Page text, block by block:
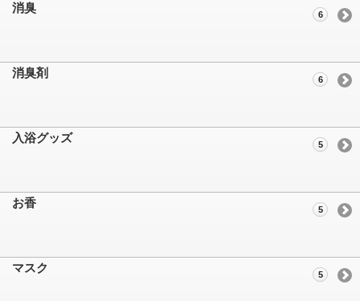
消臭 6
消臭剤 6
入浴グッズ 5
お香 5
マスク 5